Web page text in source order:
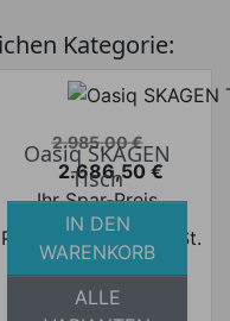
Kategorie:
Verkaufspreis
2.985,00 €
Preis
2.686,50 €
Ihr Spar-Preis
Preise inkl. ges. MwSt.
absolut
versandkostenfrei
Oasiq SKAGEN
Tisch
IN DEN
WARENKORB
ALLE